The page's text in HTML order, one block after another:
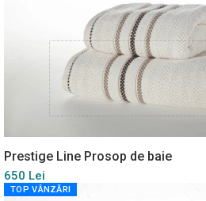
Prestige Line Prosop de baie
650 Lei
TOP VÂNZĂRI